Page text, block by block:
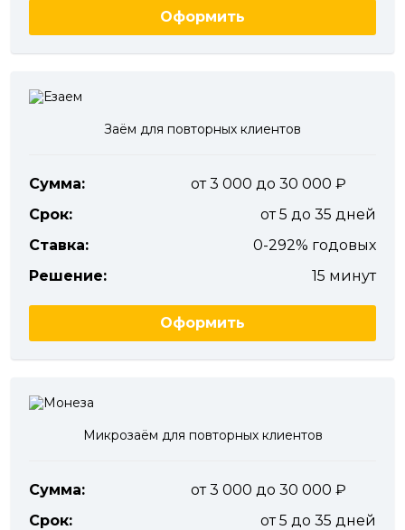
Оформить
Заём для повторных клиентов
Сумма:
от 3 000 до 30 000
Срок:
от 5 до 35 дней
Ставка:
0-292% годовых
Решение:
15 минут
Оформить
Микрозаём для повторных клиентов
Сумма:
от 3 000 до 30 000
Срок:
от 5 до 35 дней